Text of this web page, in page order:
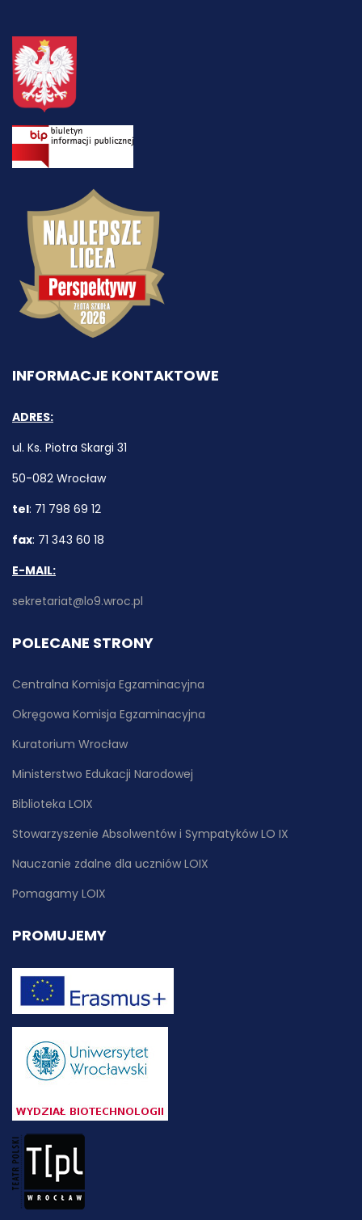
INFORMACJE KONTAKTOWE
ADRES:
ul. Ks. Piotra Skargi 31
50-082 Wrocław
tel: 71 798 69 12
fax: 71 343 60 18
E-MAIL:
sekretariat@lo9.wroc.pl
POLECANE STRONY
Centralna Komisja Egzaminacyjna
Okręgowa Komisja Egzaminacyjna
Kuratorium Wrocław
Ministerstwo Edukacji Narodowej
Biblioteka LOIX
Stowarzyszenie Absolwentów i Sympatyków LO IX
Nauczanie zdalne dla uczniów LOIX
Pomagamy LOIX
PROMUJEMY